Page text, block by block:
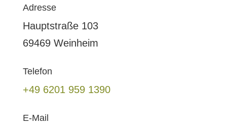
Adresse
Hauptstraße 103
69469 Weinheim
Telefon
+49 6201 959 1390
E-Mail